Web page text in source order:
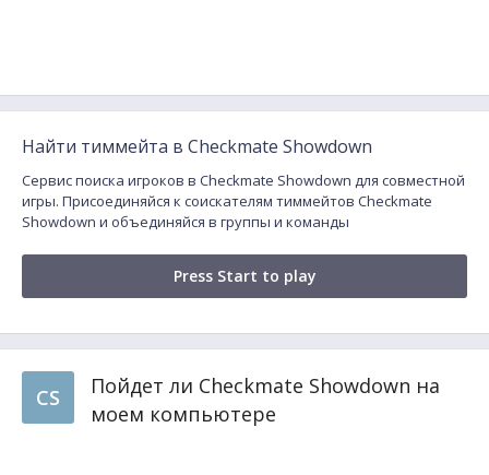
Найти тиммейта в Checkmate Showdown
Сервис поиска игроков в Checkmate Showdown для совместной
игры. Присоединяйся к соискателям тиммейтов Checkmate
Showdown и объединяйся в группы и команды
Press Start to play
CS
Пойдет ли Checkmate Showdown на
моем компьютере